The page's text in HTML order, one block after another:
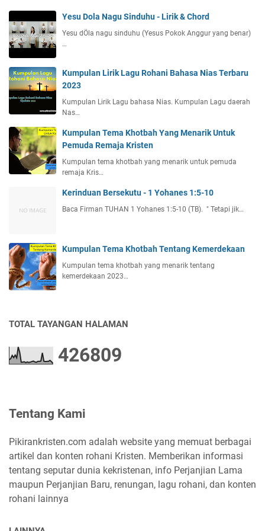
Yesu Dola Nagu Sinduhu - Lirik & Chord
Yesu dÖla nagu sinduhu (Yesus Pokok Anggur yang benar)
…
Kumpulan Lirik Lagu Rohani Bahasa Nias Terbaru
2023
Kumpulan Lirik Lagu bahasa Nias. Kumpulan Lagu daerah
Nas…
Kumpulan Tema Khotbah Yang Menarik Untuk
Pemuda Remaja Kristen
Kumpulan tema khotbah yang menarik untuk pemuda
remaja Kris…
Kerinduan Bersekutu - 1 Yohanes 1:5-10
Baca Firman TUHAN 1 Yohanes 1:5-10 (TB). " Tetapi jik…
Kumpulan Tema Khotbah Tentang Kemerdekaan
Kumpulan tema khotbah yang menarik tentang
kemerdekaan 2023…
TOTAL TAYANGAN HALAMAN
426809
Tentang Kami
Pikirankristen.com adalah website yang memuat berbagai
artikel dan konten rohani Kristen. Memberikan informasi
tentang seputar dunia kekristenan, info Perjanjian Lama
maupun Perjanjian Baru, renungan, lagu rohani, dan konten
rohani lainnya